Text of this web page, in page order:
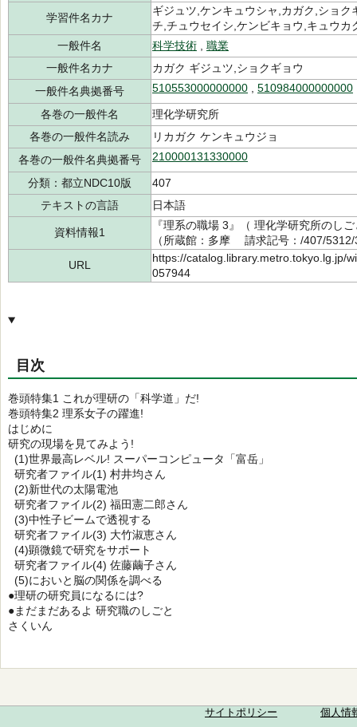
学習件名カナ
ギジュツ,ケンキュウシャ,カガク,ショ
チ,チュウセイシ,ケンビキョウ,キュウ
一般件名
科学技術
職業
一般件名カナ
カガク ギジュツ,ショクギョウ
一般件名典拠番号
510553000000000 510984000000000
各巻の一般件名
理化学研究所
各巻の一般件名読み
リカガク ケンキュウジョ
各巻の一般件名典拠番号
210000131330000
分類：都立NDC10版
407
テキストの言語
日本語
資料情報1
『理系の職場 3』（ 理化学研究所の
（所蔵館：多摩 請求記号：/407/
URL
https://catalog.library.metro.tokyo.lg.jp/
057944
目次
巻頭特集1 これが理研の「科学道」だ!
巻頭特集2 理系女子の躍進!
はじめに
研究の現場を見てみよう!
(1)世界最高レベル! スーパーコンピュータ「富岳」
研究者ファイル(1) 村井均さん
(2)新世代の太陽電池
研究者ファイル(2) 福田憲二郎さん
(3)中性子ビームで透視する
研究者ファイル(3) 大竹淑恵さん
(4)顕微鏡で研究をサポート
研究者ファイル(4) 佐藤繭子さん
(5)においと脳の関係を調べる
●理研の研究員になるには?
●まだまだあるよ 研究職のしごと
さくいん
サイトポリシー 個人情